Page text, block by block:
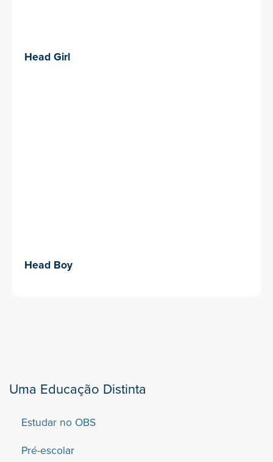
Head Girl
Head Boy
Uma Educação Distinta
Estudar no OBS
Pré-escolar